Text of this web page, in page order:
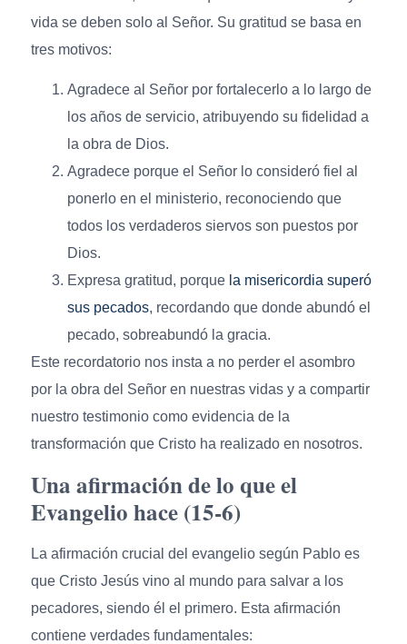
vida se deben solo al Señor. Su gratitud se basa en
tres motivos:
Agradece al Señor por fortalecerlo a lo largo de
los años de servicio, atribuyendo su fidelidad a
la obra de Dios.
Agradece porque el Señor lo consideró fiel al
ponerlo en el ministerio, reconociendo que
todos los verdaderos siervos son puestos por
Dios.
Expresa gratitud, porque la misericordia superó
sus pecados, recordando que donde abundó el
pecado, sobreabundó la gracia.
Este recordatorio nos insta a no perder el asombro
por la obra del Señor en nuestras vidas y a compartir
nuestro testimonio como evidencia de la
transformación que Cristo ha realizado en nosotros.
Una afirmación de lo que el
Evangelio hace (15-6)
La afirmación crucial del evangelio según Pablo es
que Cristo Jesús vino al mundo para salvar a los
pecadores, siendo él el primero. Esta afirmación
contiene verdades fundamentales: